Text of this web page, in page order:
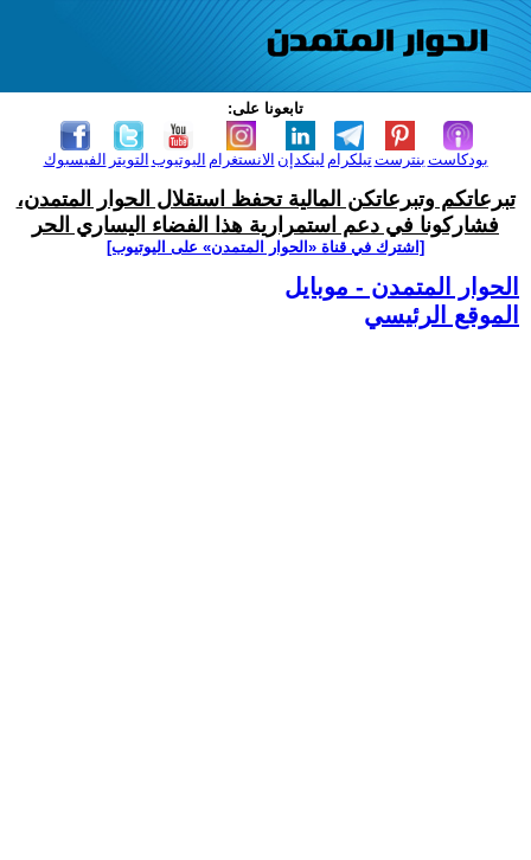
تابعونا على:
الفيسبوك التويتر اليوتيوب الانستغرام لينكدإن تيلكرامبنترست بودكاست
تبرعاتكم وتبرعاتكن المالية تحفظ استقلال الحوار المتمدن،
فشاركونا في دعم استمرارية هذا الفضاء اليساري الحر
[اشترك في قناة ‫«الحوار المتمدن» على اليوتيوب]
الحوار المتمدن - موبايل
الموقع الرئيسي